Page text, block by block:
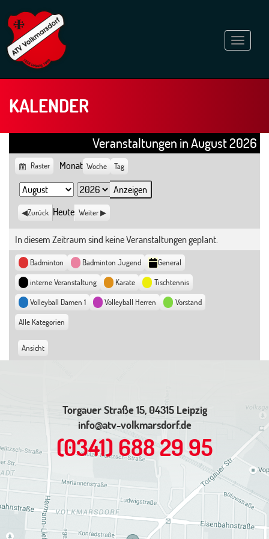
KALENDER
Veranstaltungen in August 2026
Anzeigen
Raster Monat Woche Tag
Monat
Jahr
Zurück Heute Weiter
In diesem Zeitraum sind keine Veranstaltungen geplant.
Kategorien
Badminton Badminton Jugend General
interne Veranstaltung Karate Tischtennis
Volleyball Damen 1 Volleyball Herren Vorstand
Alle Kategorien
Ansicht
Torgauer Straße 15, 04315 Leipzig
info@atv-volkmarsdorf.de
(0341) 688 29 95